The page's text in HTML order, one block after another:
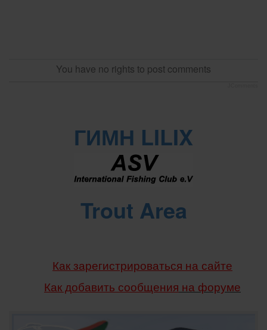
You have no rights to post comments
ГИМН LILIX
Trout Area
Как зарегистрироваться на сайте
Как добавить сообщения на форуме